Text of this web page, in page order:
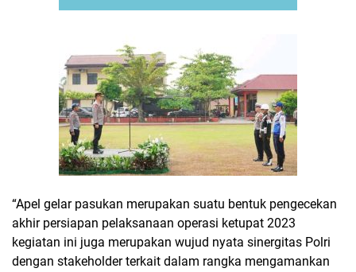
“Apel gelar pasukan merupakan suatu bentuk pengecekan
akhir persiapan pelaksanaan operasi ketupat 2023
kegiatan ini juga merupakan wujud nyata sinergitas Polri
dengan stakeholder terkait dalam rangka mengamankan